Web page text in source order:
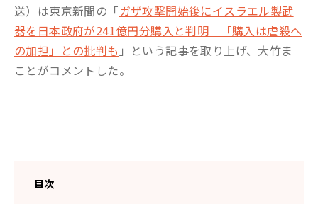
送）は東京新聞の「ガザ攻撃開始後にイスラエル製武
器を日本政府が241億円分購入と判明 「購入は虐殺へ
の加担」との批判も 」という記事を取り上げ、大竹ま
ことがコメントした。
目次